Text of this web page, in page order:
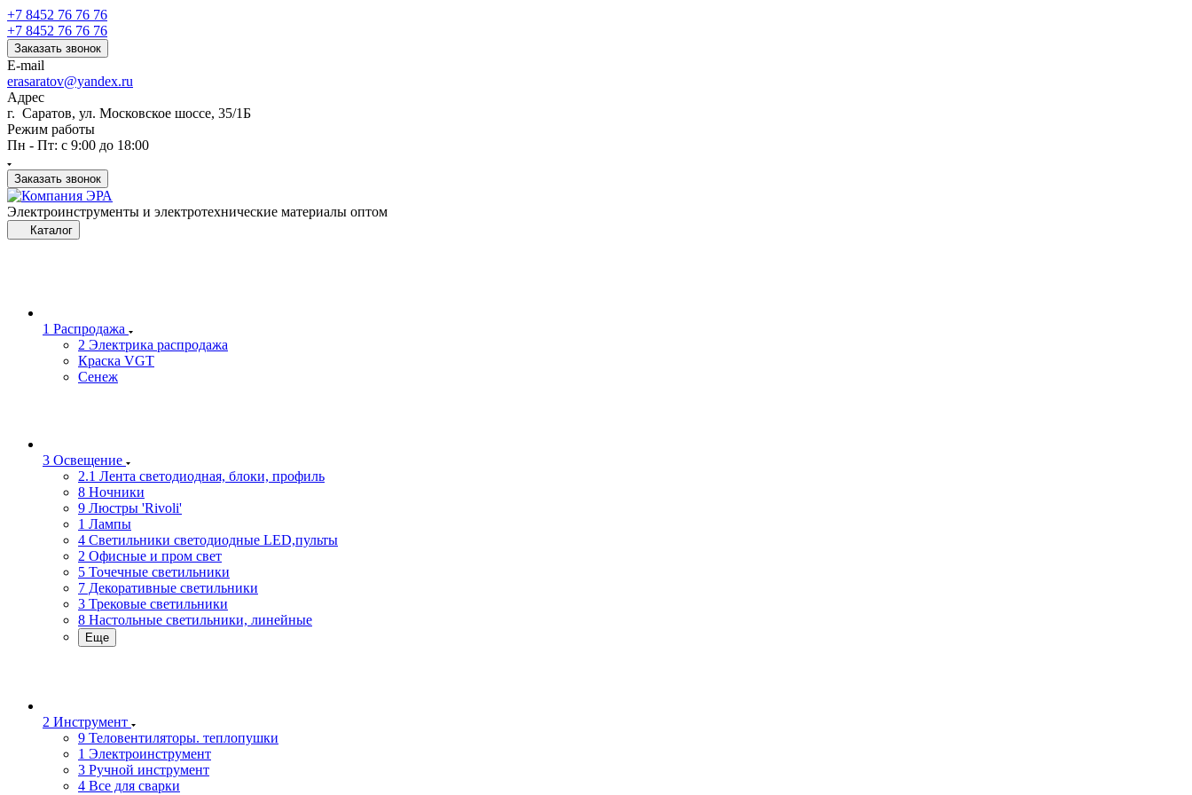
+7 8452 76 76 76
+7 8452 76 76 76
Заказать звонок
E-mail
erasaratov@yandex.ru
Адрес
г. Саратов, ул. Московское шоссе, 35/1Б
Режим работы
Пн - Пт: с 9:00 до 18:00
Заказать звонок
Электроинструменты и электротехнические материалы оптом
Каталог
1 Распродажа
2 Электрика распродажа
Краска VGT
Сенеж
3 Освещение
2.1 Лента светодиодная, блоки, профиль
8 Ночники
9 Люстры 'Rivoli'
1 Лампы
4 Светильники светодиодные LED,пульты
2 Офисные и пром свет
5 Точечные светильники
7 Декоративные светильники
3 Трековые светильники
8 Настольные светильники, линейные
Еще
2 Инструмент
9 Теловентиляторы. теплопушки
1 Электроинструмент
3 Ручной инструмент
4 Все для сварки